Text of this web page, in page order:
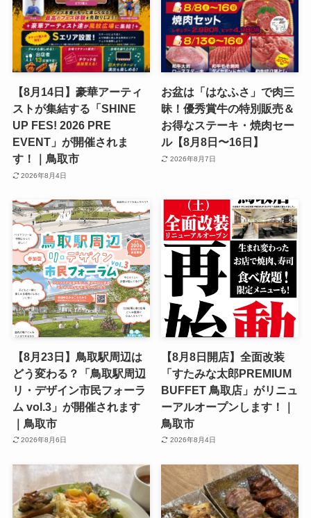
【8月14日】豪華アーティ
ストが集結する「SHINE
UP FES! 2026 PRE
EVENT」が開催されま
す！｜鳥取市
2026年8月4日
お盆は「はなふさ」で肉三
昧！優秀賞牛の特別販売＆
お得なステーキ・焼肉セー
ル【8月8日〜16日】
2026年8月7日
【8月23日】鳥取駅周辺は
どう変わる？「鳥取駅周辺
リ・デザイン市民フォーラ
ム vol.3」が開催されます
｜鳥取市
2026年8月6日
【8月8日開店】全面改装
「すたみな太郎PREMIUM
BUFFET 鳥取店」がリニュ
ーアルオープンします！｜
鳥取市
2026年8月4日